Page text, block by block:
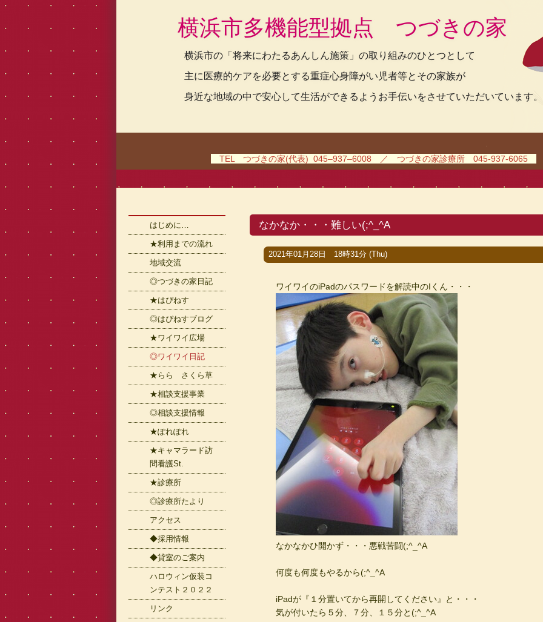
横浜市多機能型拠点 つづきの家
横浜市の「将来にわたるあんしん施策」の取り組みのひとつとして
主に医療的ケアを必要とする重症心身障がい児者等とその家族が
身近な地域の中で安心して生活ができるようお手伝いをさせていただいています。
TEL つづきの家(代表) 045–937–6008 ／ つづきの家診療所 045-937-6065
なかなか・・・難しい(;^_^A
2021年01月28日 18時31分 (Thu)
ワイワイのiPadのパスワードを解読中のIくん・・・
なかなかひ開かず・・・悪戦苦闘(;^_^A
何度も何度もやるから(;^_^A
iPadが『１分置いてから再開してください』と・・・
気が付いたら５分、７分、１５分と(;^_^A
はじめに…
★利用までの流れ
地域交流
◎つづきの家日記
★はぴねす
◎はぴねすブログ
★ワイワイ広場
◎ワイワイ日記
★らら さくら草
★相談支援事業
◎相談支援情報
★ぽれぽれ
★キャマラード訪
問看護St.
★診療所
◎診療所たより
アクセス
◆採用情報
◆貸室のご案内
ハロウィン仮装コ
ンテスト２０２２
リンク